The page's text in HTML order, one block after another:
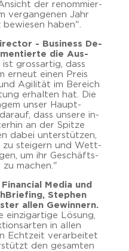
der re­nom­mier­
ver­gan­ge­nen Jahr
haben".
- Busi­ness De­
die Aus­
gross­ar­tig, dass
er­neut einen Preis
Agi­li­tät im Be­reich
er­hal­ten hat. Die
unser Haupt­
dass un­se­re in­
an der Spit­ze
dabei un­ter­stüt­zen,
zu stei­gern und Wett­
um ihr Ge­schäfts­
ma­chen."
Media und
Ste­phen
allen Ge­win­nern.
ein­zig­ar­ti­ge Lö­sung,
in allen
Echt­zeit ver­ar­bei­tet
den ge­sam­ten